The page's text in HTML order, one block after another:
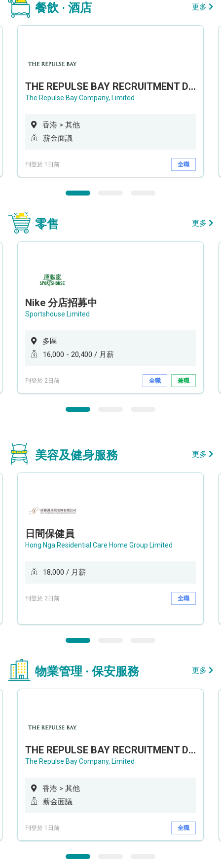
餐飲 · 酒店 更多
THE REPULSE BAY RECRUITMENT DAY 淺水灣影灣園人才招聘會
The Repulse Bay Company, Limited
香港 > 其他
薪金面議
刊登於 1日前 全職
零售 更多
Nike 分店招募中
Sportshouse Limited
多區
16,000 - 20,400 / 月薪
刊登於 2日前 全職 兼職
美容及健身服務 更多
日間保健員
Hong Nga Residential Care Home Group Limited
18,000 / 月薪
刊登於 2日前 全職
物業管理 · 保安服務 更多
THE REPULSE BAY RECRUITMENT DAY 淺水灣影灣園人才招聘會
The Repulse Bay Company, Limited
香港 > 其他
薪金面議
刊登於 1日前 全職